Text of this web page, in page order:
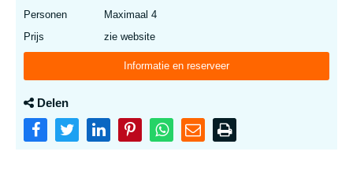
Personen
Maximaal 4
Prijs
zie website
Informatie en reserveer
Delen